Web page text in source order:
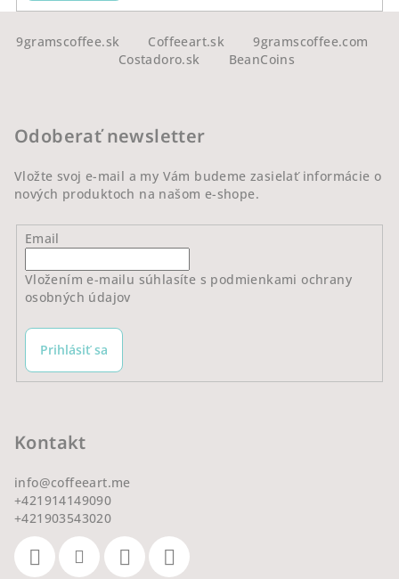
9gramscoffee.sk Coffeeart.sk
9gramscoffee.com
Costadoro.sk
BeanCoins
Odoberať newsletter
Vložte svoj e-mail a my Vám budeme zasielať informácie o
nových produktoch na našom e-shope.
Email
Vložením e-mailu súhlasíte s podmienkami ochrany
osobných údajov
Prihlásiť sa
Kontakt
info@coffeeart.me
+421914149090
+421903543020